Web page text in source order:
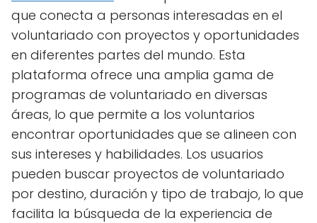
que conecta a personas interesadas en el
voluntariado con proyectos y oportunidades
en diferentes partes del mundo. Esta
plataforma ofrece una amplia gama de
programas de voluntariado en diversas
áreas, lo que permite a los voluntarios
encontrar oportunidades que se alineen con
sus intereses y habilidades. Los usuarios
pueden buscar proyectos de voluntariado
por destino, duración y tipo de trabajo, lo que
facilita la búsqueda de la experiencia de